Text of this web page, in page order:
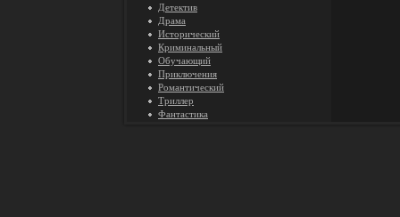
Детектив
Драма
Исторический
Криминальный
Обучающий
Приключения
Романтический
Триллер
Фантастика